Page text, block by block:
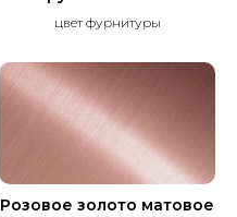
цвет фурнитуры
Розовое золото матовое